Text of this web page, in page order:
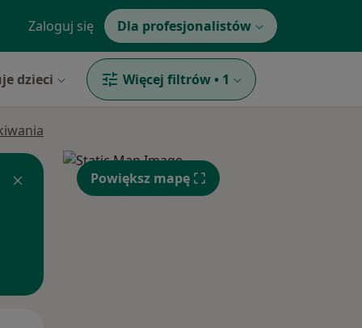
Zaloguj się Dla profesjonalistów
dzieci Więcej filtrów • 1
Powiększ mapę